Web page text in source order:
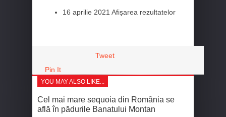
16 aprilie 2021 Afișarea rezultatelor
Tweet
Pin It
YOU MAY ALSO LIKE...
Cel mai mare sequoia din România se
află în pădurile Banatului Montan